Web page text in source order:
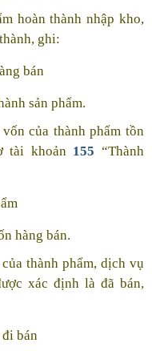
hoàn thành nhập kho,
ghi:
bán
sản phẩm.
của thành phẩm tồn
tài khoản 155 “Thành
hàng bán.
thành phẩm, dịch vụ
xác định là đã bán,
bán